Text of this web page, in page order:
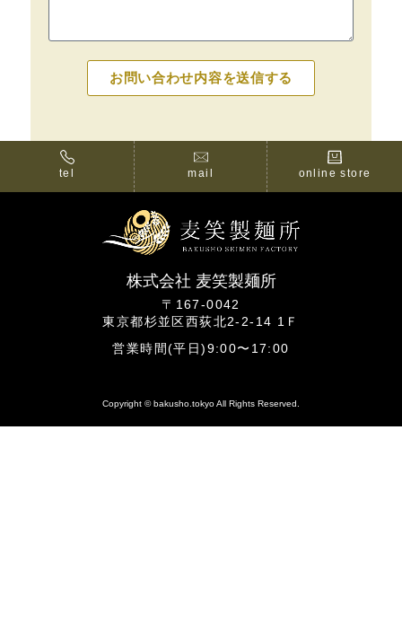
お問い合わせ内容を送信する
tel mail online store
株式会社 麦笑製麺所
〒167-0042
東京都杉並区西荻北2-2-14 1Ｆ
営業時間(平日)9:00〜17:00
Copyright © bakusho.tokyo All Rights Reserved.